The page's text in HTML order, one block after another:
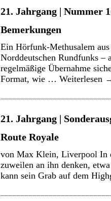
21. Jahrgang | Nummer
Bemerkungen
Ein Hörfunk-Methusalem
Norddeutschen Rundfunks –
regelmäßige Übernahme
Format, wie … Weiterlesen
21. Jahrgang |
Route Royale
von Max Klein, Liverpool In
zuweilen an ihn denken,
kann sein Grab auf dem